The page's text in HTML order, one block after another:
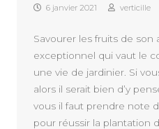
6 janvier 2021 verticille
Savourer les fruits de son
exceptionnel qui vaut le
une vie de jardinier. Si
alors il serait bien d’y
vous il faut prendre note
pour réussir la plantation